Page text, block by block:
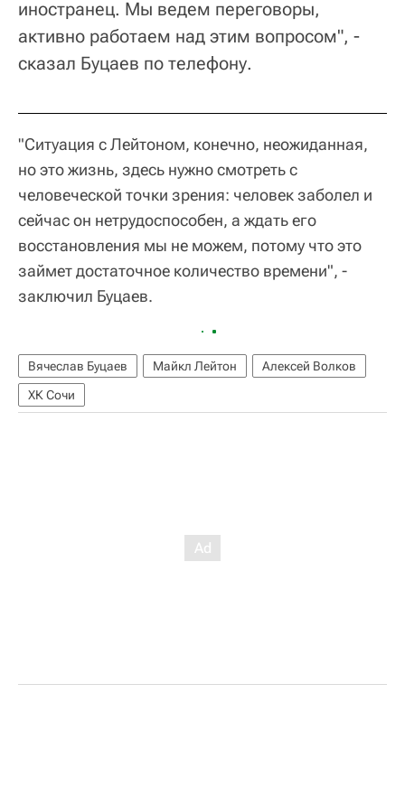
иностранец. Мы ведем переговоры,
активно работаем над этим вопросом", -
сказал Буцаев по телефону.
"Ситуация с Лейтоном, конечно, неожиданная,
но это жизнь, здесь нужно смотреть с
человеческой точки зрения: человек заболел и
сейчас он нетрудоспособен, а ждать его
восстановления мы не можем, потому что это
займет достаточное количество времени", -
заключил Буцаев.
Вячеслав Буцаев Майкл Лейтон
Алексей Волков
ХК Сочи